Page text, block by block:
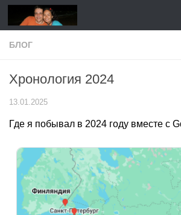
Перейти к содержимому
БЛОГ
Хронология 2024
13.01.2025
Где я побывал в 2024 году вместе с